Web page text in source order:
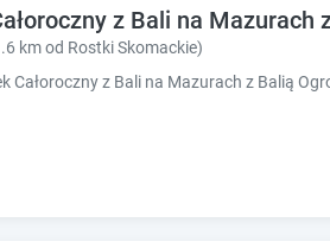
z Bali na Mazurach
km od Rostki Skomackie)